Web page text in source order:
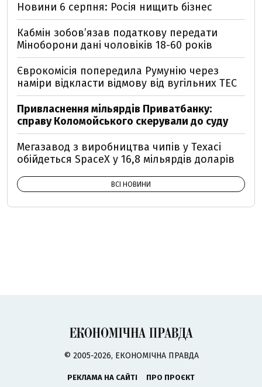
Новини 6 серпня: Росія нищить бізнес
Кабмін зобовʼязав податкову передати
Міноборони дані чоловіків 18-60 років
Єврокомісія попередила Румунію через
наміри відкласти відмову від вугільних ТЕС
Привласнення мільярдів Приватбанку:
справу Коломойського скерували до суду
Мегазавод з виробництва чипів у Техасі
обійдеться SpaceX у 16,8 мільярдів доларів
ВСІ НОВИНИ
© 2005-2026, ЕКОНОМІЧНА ПРАВДА
РЕКЛАМА НА САЙТІ
ПРО ПРОЄКТ